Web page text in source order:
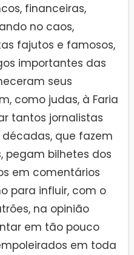
financeiras,
no caos,
fajutos e famosos,
importantes das
seus
como judas, à Faria
tantos jornalistas
que fazem
pegam bilhetes dos
em comentários
para influir, com o
na opinião
em tão pouco
em toda